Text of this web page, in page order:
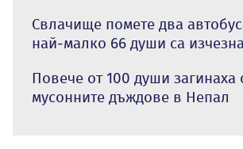
Свлачище помете два
най-малко 66 души са
Повече от 100 души загинаха
мусонните дъждове в Непал